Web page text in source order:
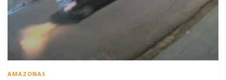
AMAZONAS